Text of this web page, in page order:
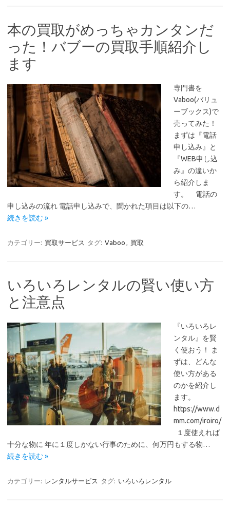
本の買取がめっちゃカンタンだ
った！バブーの買取手順紹介し
ます
専門書を
Vaboo(バリュ
ーブックス)で
売ってみた！
まずは『電話
申し込み』と
『WEB申し込
み』の違いか
ら紹介しま
す。 電話の
申し込みの流れ 電話申し込みで、聞かれた項目は以下の…
続きを読む »
カテゴリー: 買取サービス タグ: Vaboo , 買取
いろいろレンタルの賢い使い方
と注意点
『いろいろレ
ンタル』を賢
く使おう！ ま
ずは、どんな
使い方がある
のかを紹介し
ます。
https://www.d
mm.com/iroiro/
１度使えれば
十分な物に 年に１度しかない行事のために、何万円もする物…
続きを読む »
カテゴリー: レンタルサービス タグ: いろいろレンタル